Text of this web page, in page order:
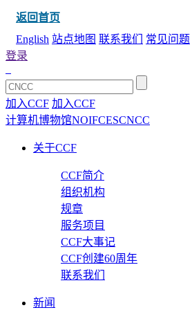
返回首页
English 站点地图 联系我们 常见问题
登录
加入CCF 加入CCF
计算机博物馆NOIFCESCNCC
关于CCF
CCF简介
组织机构
规章
服务项目
CCF大事记
CCF创建60周年
联系我们
新闻